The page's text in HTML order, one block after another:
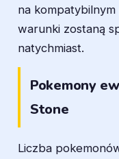
na
warunki zostaną
natychmiast.
Pokemony
Stone
Liczba